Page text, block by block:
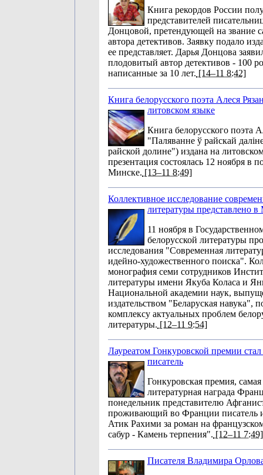
Книга рекордов России
представителей
Донцовой, претендующей на звание
автора детективов. Заявку подало
ее представляет. Дарья Донцова
плодовитый автор детективов - 100
написанные за 10 лет. [14–11 8:42]
Книга белорусского поэта Алеся
литовском языке
Книга белорусского поэта
"Паляванне ў райскай
райской долине") издана на
презентация состоялась 12 ноября в
Минске. [13–11 8:49]
Коллективное исследование
литературы представлено
11 ноября в
белорусской литературы
исследования "Современная
идейно-художественного поиска".
монография семи сотрудников
литературы имени Якуба Коласа и
Национальной академии наук,
издательством "Беларуская навука",
комплексу актуальных проблем
литературы. [12–11 9:54]
Лауреатом Гонкуровской премии
писатель
Гонкуровская премия,
литературная награда
понедельник представителю
проживающий во Франции писатель
Атик Рахими за роман на
сабур - Камень терпения". [12–11 7:49]
Писателя Владимира